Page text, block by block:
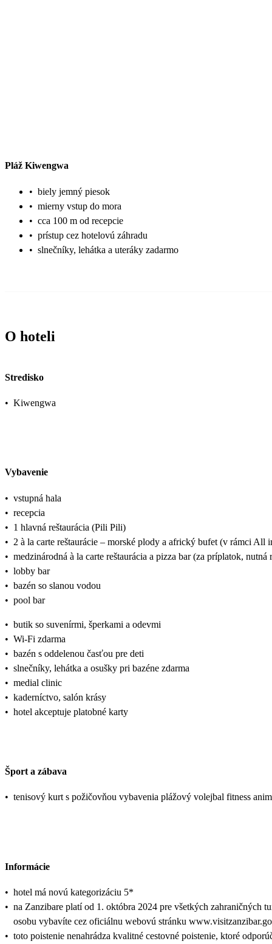
Pláž Kiwengwa
• biely jemný piesok
• mierny vstup do mora
• cca 100 m od recepcie
• prístup cez hotelovú záhradu
• slnečníky, lehátka a uteráky zadarmo
O hoteli
Stredisko
• Kiwengwa
Vybavenie
• vstupná hala
• recepcia
• 1 hlavná reštaurácia (Pili Pili)
• 2 à la carte reštaurácie – morské plody a africký bufet (v rámci All
• medzinárodná à la carte reštaurácia a pizza bar (za príplatok, nutná
• lobby bar
• bazén so slanou vodou
• pool bar
• butik so suvenírmi, šperkami a odevmi
• Wi-Fi zdarma
• bazén s oddelenou časťou pre deti
• slnečníky, lehátka a osušky pri bazéne zdarma
• medial clinic
• kaderníctvo, salón krásy
• hotel akceptuje platobné karty
Šport a zábava
• tenisový kurt s požičovňou vybavenia plážový volejbal fitness
Informácie
• hotel má novú kategorizáciu 5*
• na Zanzibare platí od 1. októbra 2024 pre všetkých zahraničných
osobu vybavíte cez oficiálnu webovú stránku
• toto poistenie nenahrádza kvalitné cestovné poistenie, ktoré